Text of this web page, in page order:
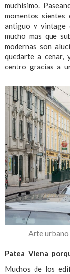
muchísimo.
momentos
antiguo y vintage
mucho más que
modernas son
quedarte a cenar,
centro gracias a
Arte urbano
Patea Viena
Muchos de los